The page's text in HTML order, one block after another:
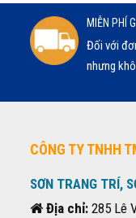
MIỄN PHÍ
Đối với
nhưng
CÔNG TY TNHH
SƠN TRANG TRÍ,
Địa chỉ: 285 Lê